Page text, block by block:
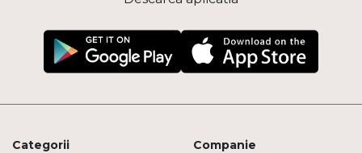
Categorii Companie